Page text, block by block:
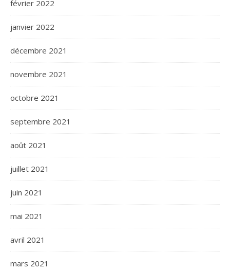
février 2022
janvier 2022
décembre 2021
novembre 2021
octobre 2021
septembre 2021
août 2021
juillet 2021
juin 2021
mai 2021
avril 2021
mars 2021